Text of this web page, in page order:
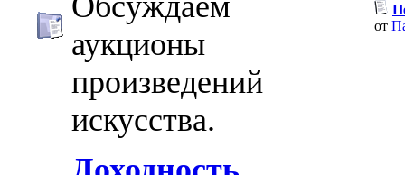
аукционы
произведений
искусства.
от